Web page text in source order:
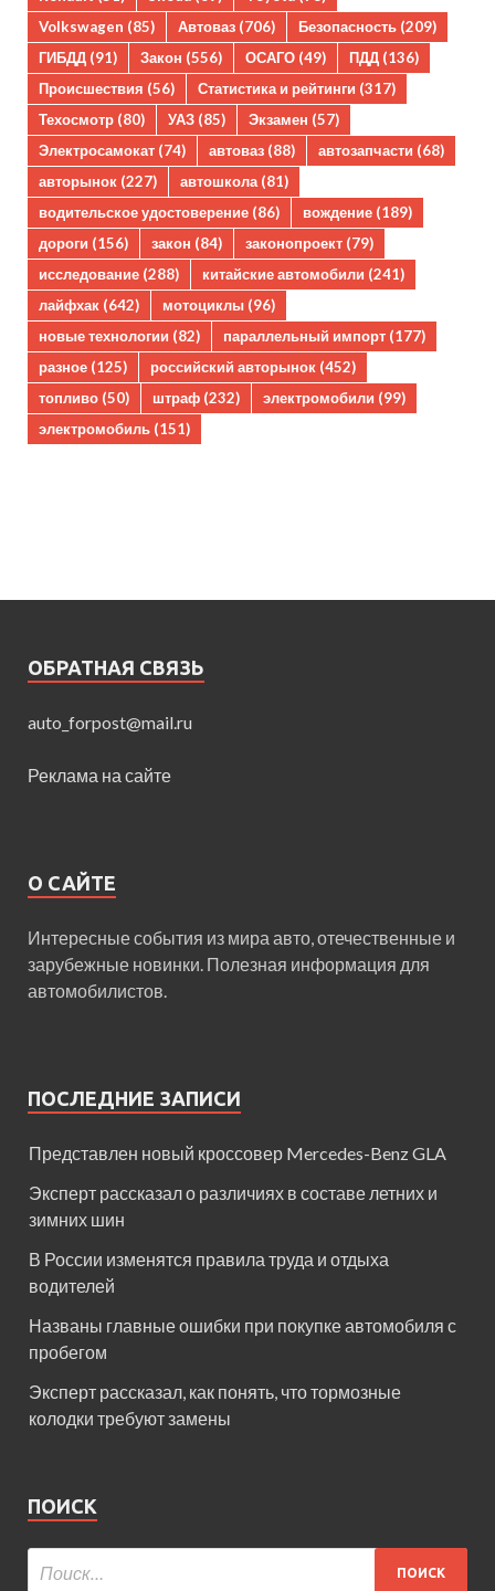
Volkswagen (85) Автоваз (706) Безопасность (209)
ГИБДД (91) Закон (556) ОСАГО (49) ПДД (136)
Происшествия (56) Статистика и рейтинги (317)
Техосмотр (80) УАЗ (85) Экзамен (57)
Электросамокат (74) автоваз (88) автозапчасти (68)
авторынок (227) автошкола(81)
водительское удостоверение (86) вождение (189)
дороги (156) закон (84) законопроект (79)
исследование (288) китайские автомобили (241)
лайфхак (642) мотоциклы (96)
новые технологии (82) параллельный импорт (177)
разное (125) российский авторынок (452)
топливо (50) штраф (232) электромобили (99)
электромобиль (151)
ОБРАТНАЯ СВЯЗЬ
auto_forpost@mail.ru
Реклама на сайте
О САЙТЕ
Интересные события из мира авто, отечественные и
зарубежные новинки. Полезная информация для
автомобилистов.
ПОСЛЕДНИЕ ЗАПИСИ
Представлен новый кроссовер Mercedes-Benz GLA
Эксперт рассказал о различиях в составе летних и
зимних шин
В России изменятся правила труда и отдыха
водителей
Названы главные ошибки при покупке автомобиля с
пробегом
Эксперт рассказал, как понять, что тормозные
колодки требуют замены
ПОИСК